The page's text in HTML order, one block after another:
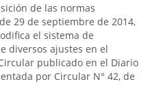
de las normas
29 de septiembre de 2014,
el sistema de
diversos ajustes en el
publicado en el Diario
por Circular N° 42, de